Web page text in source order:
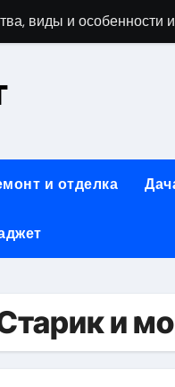
виды и особенности
помощник при
к Успешному
и
Дома:
Обзор и Преимущества
и отделка
и